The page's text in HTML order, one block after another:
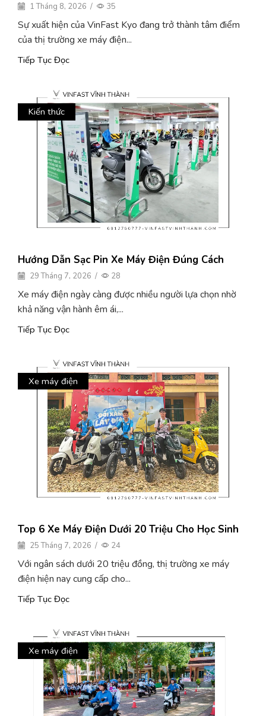
1 Tháng 8, 2026 / 35
Sự xuất hiện của VinFast Kyo đang trở thành tâm điểm
của thị trường xe máy điện...
Tiếp Tục Đọc
Kiến thức
Hướng Dẫn Sạc Pin Xe Máy Điện Đúng Cách
29 Tháng 7, 2026 / 28
Xe máy điện ngày càng được nhiều người lựa chọn nhờ
khả năng vận hành êm ái,...
Tiếp Tục Đọc
Xe máy điện
Top 6 Xe Máy Điện Dưới 20 Triệu Cho Học Sinh
25 Tháng 7, 2026 / 24
Với ngân sách dưới 20 triệu đồng, thị trường xe máy
điện hiện nay cung cấp cho...
Tiếp Tục Đọc
Xe máy điện